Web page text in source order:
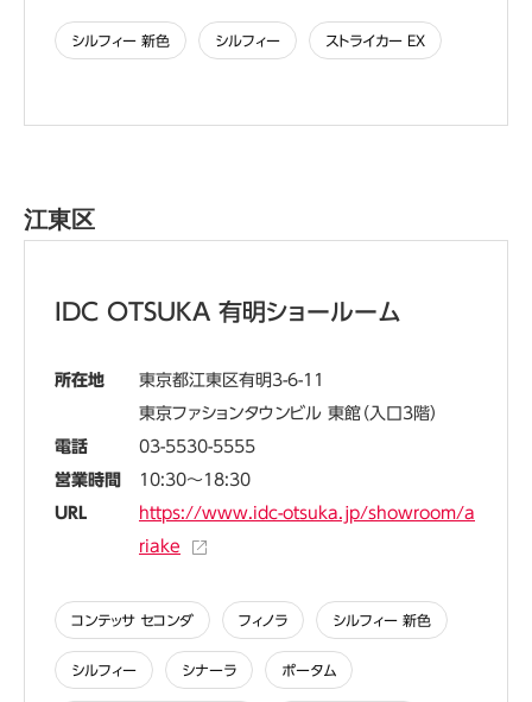
シルフィー 新色 シルフィー ストライカー EX
江東区
IDC OTSUKA 有明ショールーム
所在地
東京都江東区有明3-6-11
東京ファションタウンビル 東館（入口3階）
電話
03-5530-5555
営業時間
10:30～18:30
URL
https://www.idc-otsuka.jp/showroom/a
riake
コンテッサ セコンダ フィノラ シルフィー 新色
シルフィー シナーラ ポータム